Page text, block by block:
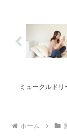
ミュークルド
ホーム